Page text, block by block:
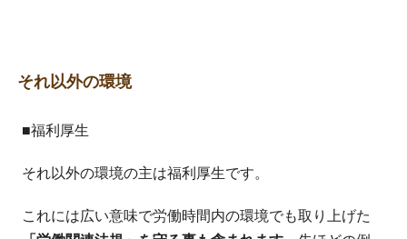
それ以外の環境
■福利厚生
それ以外の環境の主は福利厚生です。
これには広い意味で労働時間内の環境でも取り上げた